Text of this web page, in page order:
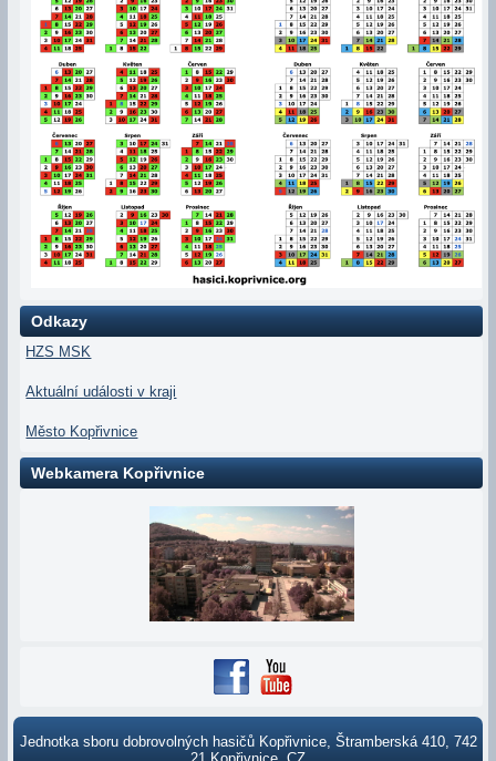
Odkazy
HZS MSK
Aktuální události v kraji
Město Kopřivnice
Webkamera Kopřivnice
Jednotka sboru dobrovolných hasičů Kopřivnice, Štramberská 410, 742